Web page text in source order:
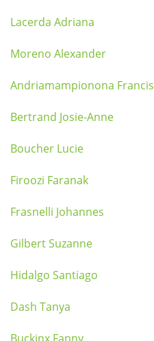
Lacerda Adriana
Moreno Alexander
Andriamampionona Francis
Bertrand Josie-Anne
Boucher Lucie
Firoozi Faranak
Frasnelli Johannes
Gilbert Suzanne
Hidalgo Santiago
Dash Tanya